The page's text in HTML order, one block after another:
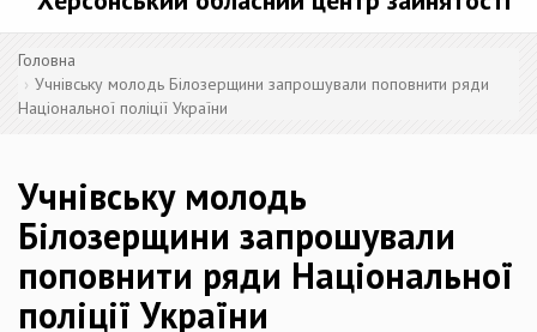
Головна
Учнівську молодь Білозерщини запрошували поповнити ряди
Національної поліції України
Учнівську молодь
Білозерщини запрошували
поповнити ряди Національної
поліції України